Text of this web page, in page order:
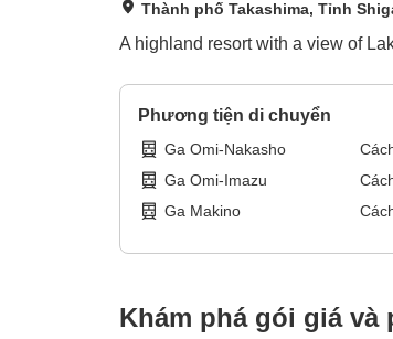
Thành phố Takashima, Tỉnh
A highland resort with a view of
Phương tiện di chuyển
Ga Omi-Nakasho
Ga Omi-Imazu
Ga Makino
Khám phá gói giá và